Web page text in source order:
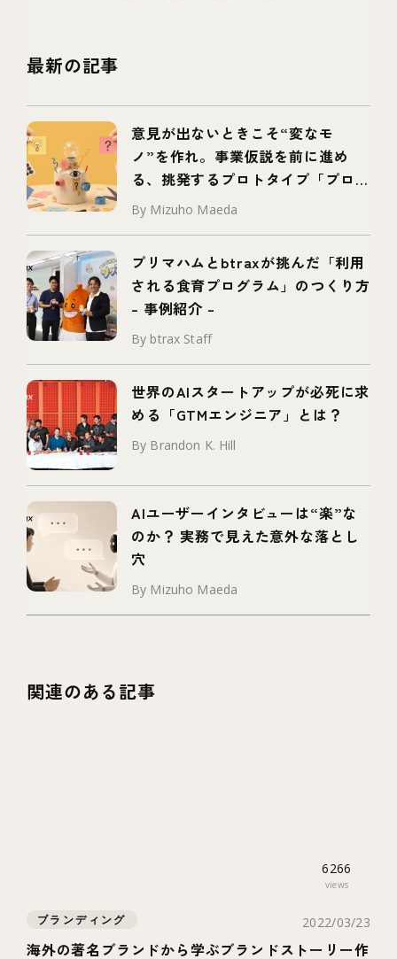
最新の記事
意見が出ないときこそ“変なモ
ノ”を作れ。事業仮説を前に進め
る、挑発するプロトタイプ「プロボ
タイプ」とは
By Mizuho Maeda
プリマハムとbtraxが挑んだ「利用
される食育プログラム」のつくり方
– 事例紹介 –
By btrax Staff
世界のAIスタートアップが必死に求
める「GTMエンジニア」とは？
By Brandon K. Hill
AIユーザーインタビューは“楽”な
のか？ 実務で見えた意外な落とし
穴
By Mizuho Maeda
関連のある記事
6266
views
ブランディング 2022/03/23
海外の著名ブランドから学ぶブランドストーリー作